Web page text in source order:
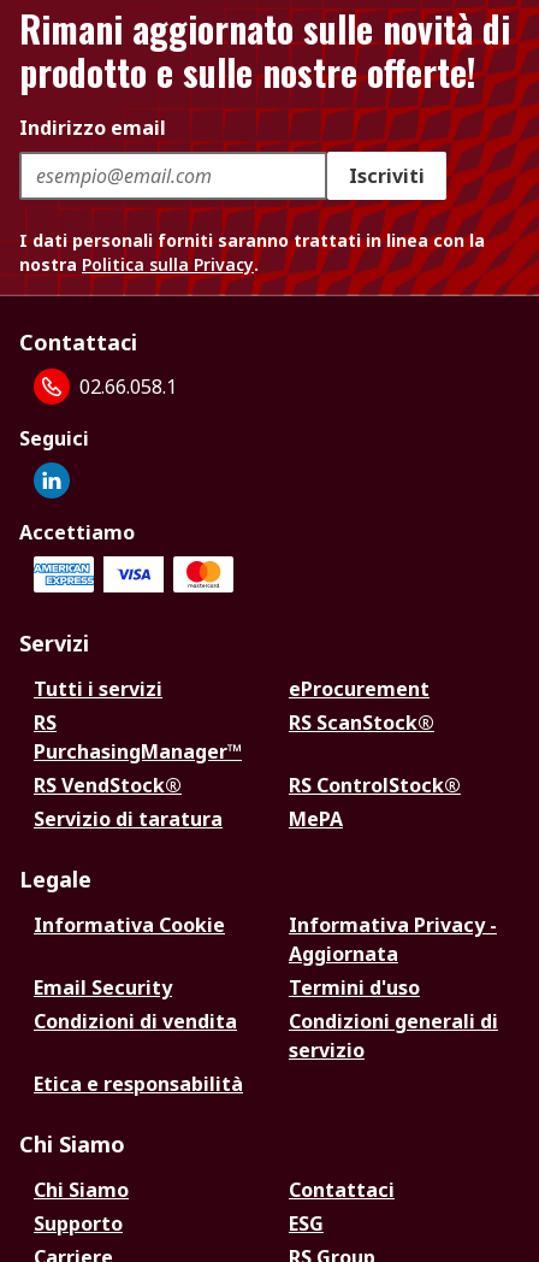
Rimani aggiornato sulle novità di
prodotto e sulle nostre offerte!
Indirizzo email
Iscriviti
I dati personali forniti saranno trattati in linea con la
nostra Politica sulla Privacy.
Contattaci
02.66.058.1
Seguici
Accettiamo
Servizi
Tutti i servizi
eProcurement
RS
PurchasingManager™
RS ScanStock®
RS VendStock®
RS ControlStock®
Servizio di taratura
MePA
Legale
Informativa Cookie
Informativa Privacy -
Aggiornata
Email Security
Termini d'uso
Condizioni di vendita
Condizioni generali di
servizio
Etica e responsabilità
Chi Siamo
Chi Siamo
Contattaci
Supporto
ESG